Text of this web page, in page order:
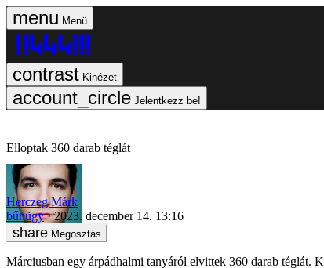
Menü
Kinézet
Jelentkezz be!
Elloptak 360 darab téglát
Herczeg Márk
bűnügy
2023. december 14. 13:16
Megosztás
Márciusban egy árpádhalmi tanyáról elvittek 360 darab téglát.